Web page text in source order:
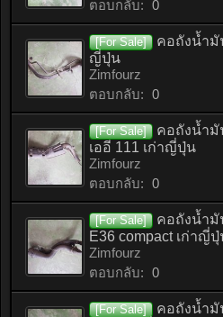
ตอบกลับ: 0
[For Sale]
คอถังน้ำมั
ญี่ปุ่น
Zimfourz
ตอบกลับ: 0
[For Sale]
คอถังน้ำมั
เออี 111 เก่าญี่ปุ่น
Zimfourz
ตอบกลับ: 0
[For Sale]
คอถังน้ำมั
E36 compact เก่าญี่
Zimfourz
ตอบกลับ: 0
[For Sale]
คอถังน้ำมั